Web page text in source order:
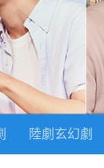
陸劇玄幻劇